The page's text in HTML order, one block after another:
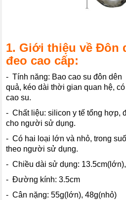
1. Giới thiệu vềĐôn
đeo cao cấp:
- Tính năng: Bao cao su đôn dên
quả, kéo dài thời gian quan hệ,
cao su.
- Chất liệu: silicon y tế tổng hợp,
cho người sử dụng.
- Có hai loại lớn và nhỏ, trong
theo người sử dụng.
- Chiều dài sử dụng:
- Đường kính: 3.5cm
- Cân nặng: 55g(lớn), 48g(nhỏ)